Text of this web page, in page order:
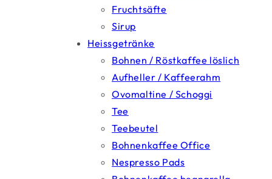
Fruchtsäfte
Sirup
Heissgetränke
Bohnen / Röstkaffee löslich
Aufheller / Kaffeerahm
Ovomaltine / Schoggi
Tee
Teebeutel
Bohnenkaffee Office
Nespresso Pads